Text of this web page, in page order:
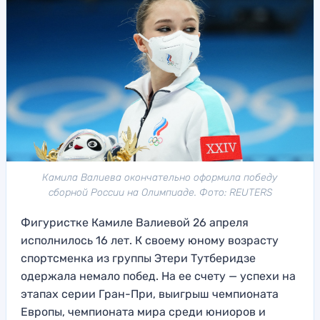
Камила Валиева окончательно оформила победу
сборной России на Олимпиаде. Фото: REUTERS
Фигуристке Камиле Валиевой 26 апреля
исполнилось 16 лет. К своему юному возрасту
спортсменка из группы Этери Тутберидзе
одержала немало побед. На ее счету — успехи на
этапах серии Гран-При, выигрыш чемпионата
Европы, чемпионата мира среди юниоров и